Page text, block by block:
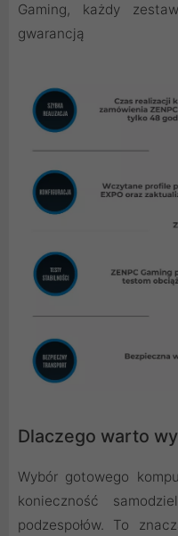
Gaming, każdy
gwarancją
Dlaczego warto
Wybór gotowego
konieczność
podzespołów. To